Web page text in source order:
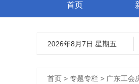
首页
2026年8月7日 星期五 广
首页 > 专题专栏 > 广东工会